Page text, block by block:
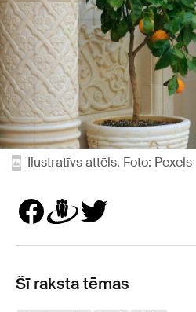
Ilustratīvs attēls. Foto: Pexels
Šī raksta tēmas